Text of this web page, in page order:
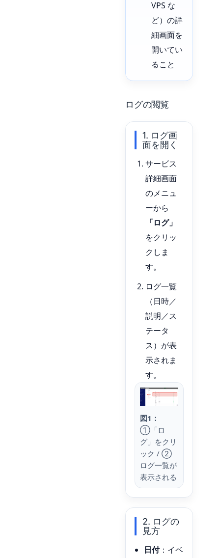
VPS な
ど）の詳
細画面を
開いてい
ること
ログの閲覧
1. ログ画
面を開く
サービス
詳細画面
のメニュ
ーから
「ログ」
をクリッ
クしま
す。
ログ一覧
（日時／
説明／ス
テータ
ス）が表
示されま
す。
図1：
①「ロ
グ」をクリ
ック / ②
ログ一覧が
表示される
2. ログの
見方
日付：イベ